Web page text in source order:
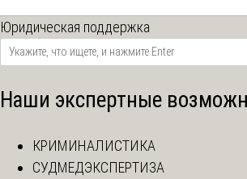
Юридическая поддержка
Наши экспертные
КРИМИНАЛИСТИКА
СУДМЕДЭКСПЕРТИЗА